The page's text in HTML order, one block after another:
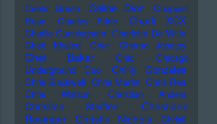
Ceelo Green
Celine Dion
Chappell
Roan
Charley Pride Charli XCX
Charlie Cunningham Charlotte De Witte
Cheb Khaled
Cher Cherno Jobatey
Chet Baker Chic
Chicago
Underground Duo
Chilly Gonzales
Chris Blackwell Chris Martin Chris Rea
Chris Watson
Christian Anders
Christian Steiffen
Christiane
Rösinger
Christin Nichols Christl